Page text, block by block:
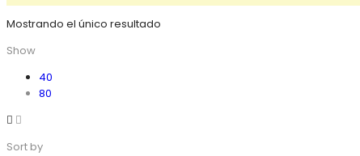
Mostrando el único resultado
Show
40
80
Sort by